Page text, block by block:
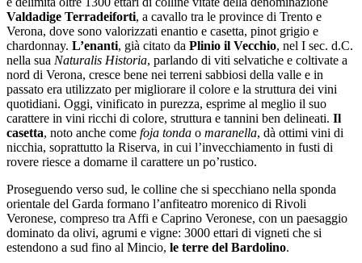
Valdadige Terradeiforti, a cavallo tra le province di Trento e
Verona, dove sono valorizzati enantio e casetta, pinot grigio e
chardonnay. L’enanti, già citato da Plinio il Vecchio, nel I sec. d.C.
nella sua Naturalis Historia, parlando di viti selvatiche e coltivate a
nord di Verona, cresce bene nei terreni sabbiosi della valle e in
passato era utilizzato per migliorare il colore e la struttura dei vini
quotidiani. Oggi, vinificato in purezza, esprime al meglio il suo
carattere in vini ricchi di colore, struttura e tannini ben delineati. Il
casetta, noto anche come foja tonda o maranella, dà ottimi vini di
nicchia, soprattutto la Riserva, in cui l’invecchiamento in fusti di
rovere riesce a domarne il carattere un po’rustico.
Proseguendo verso sud, le colline che si specchiano nella sponda
orientale del Garda formano l’anfiteatro morenico di Rivoli
Veronese, compreso tra Affi e Caprino Veronese, con un paesaggio
dominato da olivi, agrumi e vigne: 3000 ettari di vigneti che si
estendono a sud fino al Mincio, le terre del Bardolino.